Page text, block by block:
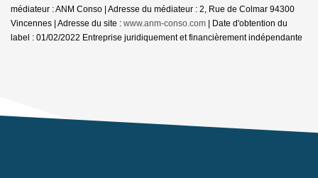
médiateur : ANM Conso | Adresse du médiateur : 2, Rue de Colmar 94300
Vincennes | Adresse du site : www.anm-conso.com | Date d'obtention du
label : 01/02/2022 Entreprise juridiquement et financièrement indépendante